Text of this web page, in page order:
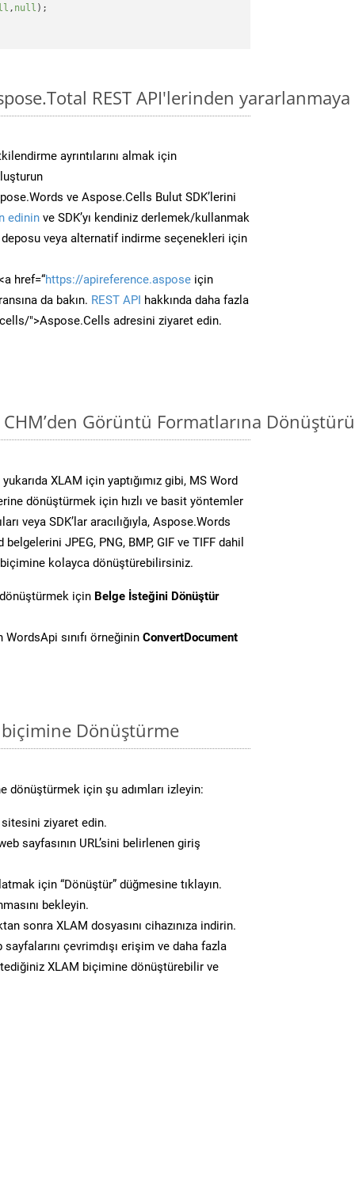
, null );
REST API'lerinden yararlanmaya
ayrıntılarını almak için
ve Aspose.Cells Bulut SDK’lerini
edinin ve SDK’yı kendiniz derlemek/kullanmak
deposu veya alternatif indirme seçenekleri için
href=“https://apireference.aspose için
da bakın. REST API hakkında daha fazla
">Aspose.Cells adresini ziyaret edin.
Görüntü Formatlarına
XLAM için yaptığımız gibi, MS Word
dönüştürmek için hızlı ve basit yöntemler
veya SDK’lar aracılığıyla, Aspose.Words
JPEG, PNG, BMP, GIF ve TIFF dahil
kolayca dönüştürebilirsiniz.
için Belge İsteğini Dönüştür
sınıfı örneğinin ConvertDocument
biçimine Dönüştürme
dönüştürmek için şu adımları izleyin:
ziyaret edin.
sayfasının URL’sini belirlenen giriş
için “Dönüştür” düğmesine tıklayın.
bekleyin.
sonra XLAM dosyasını cihazınıza indirin.
sayfalarını çevrimdışı erişim ve daha fazla
XLAM biçimine dönüştürebilir ve